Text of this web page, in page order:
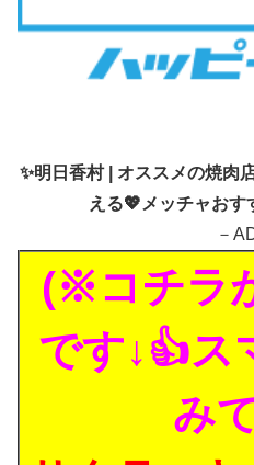
✨明日香村 | オススメの焼肉
える💖メッチャおす
－
(※コチラ
です↓👍ス
み